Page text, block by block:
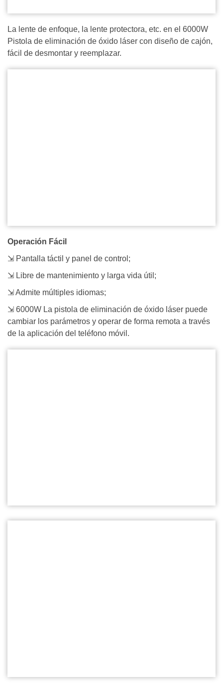
La lente de enfoque, la lente protectora, etc. en el 6000W
Pistola de eliminación de óxido láser con diseño de cajón,
fácil de desmontar y reemplazar.
Operación Fácil
⇲ Pantalla táctil y panel de control;
⇲ Libre de mantenimiento y larga vida útil;
⇲ Admite múltiples idiomas;
⇲ 6000W La pistola de eliminación de óxido láser puede
cambiar los parámetros y operar de forma remota a través
de la aplicación del teléfono móvil.